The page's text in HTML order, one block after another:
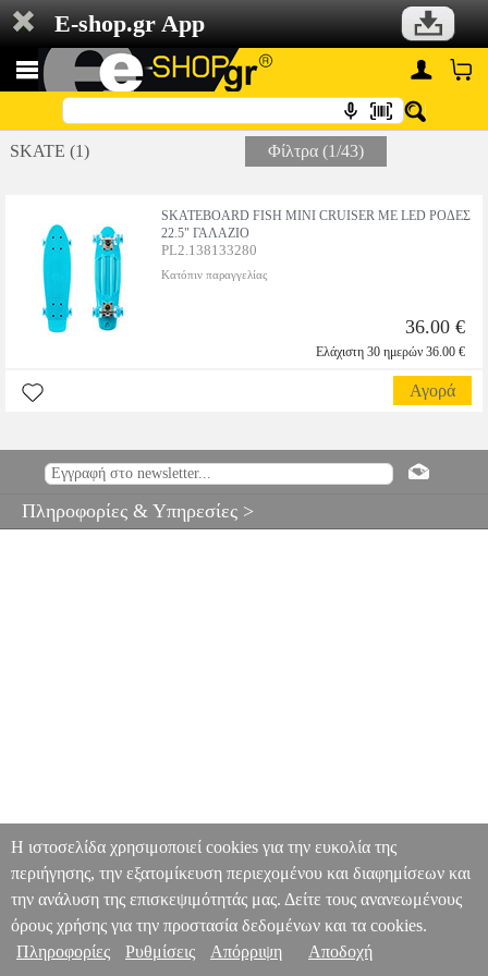
E-shop.gr App
SKATE (1) Φίλτρα (1/43)
SKATEBOARD FISH MINI CRUISER ΜΕ LED ΡΟΔΕΣ
22.5" ΓΑΛΑΖΙΟ
PL2.138133280
Κατόπιν παραγγελίας
36.00 €
Ελάχιστη 30 ημερών 36.00 €
Αγορά
Πληροφορίες & Υπηρεσίες >
Η ιστοσελίδα χρησιμοποιεί cookies για την ευκολία της
περιήγησης, την εξατομίκευση περιεχομένου και διαφημίσεων και
την ανάλυση της επισκεψιμότητάς μας. Δείτε τους ανανεωμένους
όρους χρήσης για την προστασία δεδομένων και τα cookies.
Πληροφορίες
Ρυθμίσεις Απόρριψη Αποδοχή